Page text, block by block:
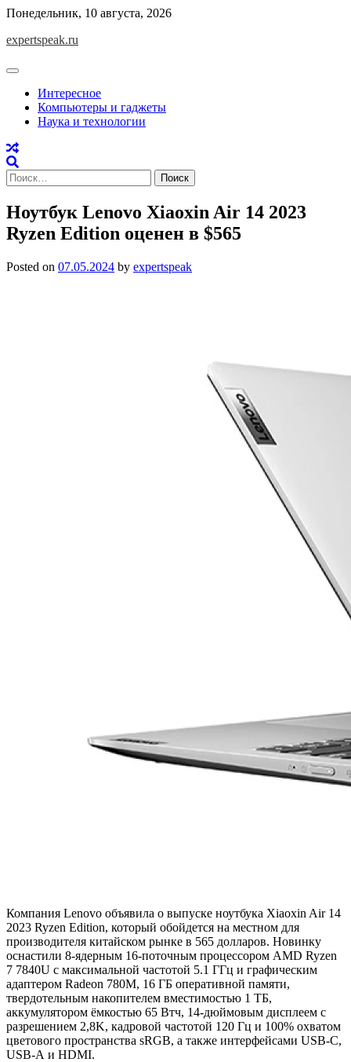
Skip
content
Понедельник, 10 августа, 2026
expertspeak.ru
Интересное
Компьютеры и гаджеты
Наука и технологии
Найти:
Ноутбук Lenovo Xiaoxin Air 14 2023
Ryzen Edition оценен в $565
Posted on 07.05.2024 by expertspeak
Компания Lenovo объявила о выпуске ноутбука Xiaoxin Air 14
2023 Ryzen Edition, который обойдется на местном для
производителя китайском рынке в 565 долларов. Новинку
оснастили 8-ядерным 16-поточным процессором AMD Ryzen
7 7840U с максимальной частотой 5.1 ГГц и графическим
адаптером Radeon 780M, 16 ГБ оперативной памяти,
твердотельным накопителем вместимостью 1 ТБ,
аккумулятором ёмкостью 65 Втч, 14-дюймовым дисплеем с
разрешением 2,8K, кадровой частотой 120 Гц и 100% охватом
цветового пространства sRGB, а также интерфейсами USB-C,
USB-А и HDMI.